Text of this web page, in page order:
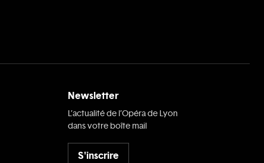
Newsletter
L’actualité de l’Opéra de Lyon
dans votre boîte mail
S'inscrire